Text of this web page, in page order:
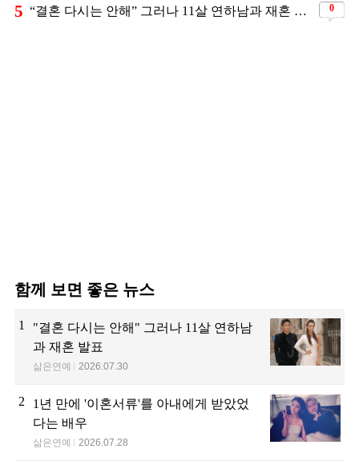
5 “결혼 다시는 안해” 그러나 11살 연하남과 재혼 발표 0
함께 보면 좋은 뉴스
1
"결혼 다시는 안해" 그러나 11살 연하남
과 재혼 발표
삶은연예 2026.07.30
2
1년 만에 '이혼서류'를 아내에게 받았었
다는 배우
삶은연예 2026.07.28